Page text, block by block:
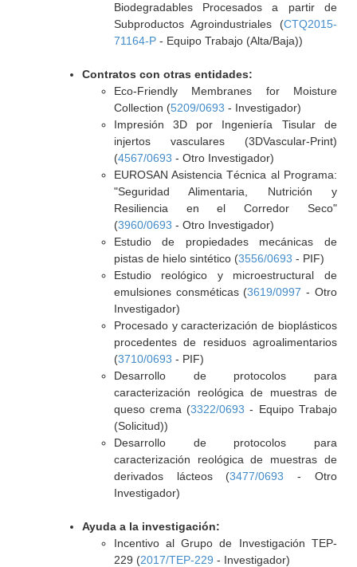
Biodegradables Procesados a partir de
Subproductos Agroindustriales (CTQ2015-
71164-P- Equipo Trabajo (Alta/Baja))
Contratos con otras entidades:
Eco-Friendly Membranes for Moisture
Collection (5209/0693 - Investigador)
Impresión 3D por Ingeniería Tisular de
injertos vasculares (3DVascular-Print)
(4567/0693 - Otro Investigador)
EUROSAN Asistencia Técnica al Programa:
"Seguridad Alimentaria, Nutrición y
Resiliencia en el Corredor Seco"
(3960/0693 - Otro Investigador)
Estudio de propiedades mecánicas de
pistas de hielo sintético (3556/0693 - PIF)
Estudio reológico y microestructural de
emulsiones consméticas (3619/0997 - Otro
Investigador)
Procesado y caracterización de bioplásticos
procedentes de residuos agroalimentarios
(3710/0693 - PIF)
Desarrollo de protocolos para
caracterización reológica de muestras de
queso crema (3322/0693 - Equipo Trabajo
(Solicitud))
Desarrollo de protocolos para
caracterización reológica de muestras de
derivados lácteos (3477/0693 - Otro
Investigador)
Ayuda a la investigación:
Incentivo al Grupo de Investigación TEP-
229 (2017/TEP-229 - Investigador)